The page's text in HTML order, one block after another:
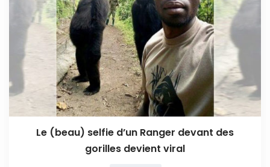
Le (beau) selfie d’un Ranger devant des
gorilles devient viral